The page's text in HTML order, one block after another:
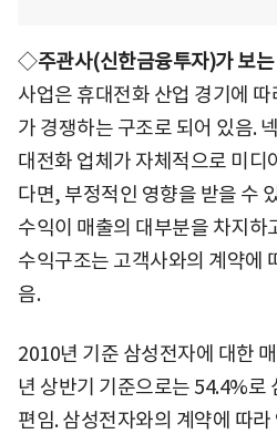
◇주관사(신한금융투자)가 보
사업은 휴대전화 산업 경기에
가 경쟁하는 구조로 되어 있음.
대전화 업체가 자체적으로 미디
다면, 부정적인 영향을 받을 수
수익이 매출의 대부분을 차지하
수익구조는 고객사와의 계약에
음.
2010년 기준 삼성전자에 대한
년 상반기 기준으로는 54.4%로
편임. 삼성전자와의 계약에 따